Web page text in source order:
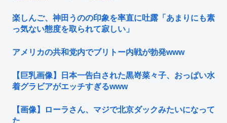
楽しんご、神田うのの印象を率直に吐露「あまりにも素
っ気ない態度を取られて寂しい」
アメリカの共和党内でブリトー内戦が勃発www
【巨乳画像】日本一告白された黒嵜菜々子、おっぱい水
着グラビアがエッチすぎるwww
【画像】ローラさん、マジで北京ダックみたいになって
た